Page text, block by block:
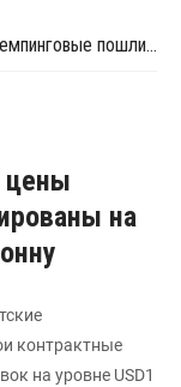
Китай принял решение снова ввести антидемпинговые пошлины на импорт ПА66 из США
цены
на
контрактные
на уровне USD1